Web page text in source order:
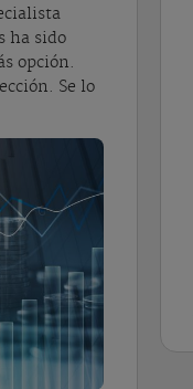
ha sido
opción.
Se lo